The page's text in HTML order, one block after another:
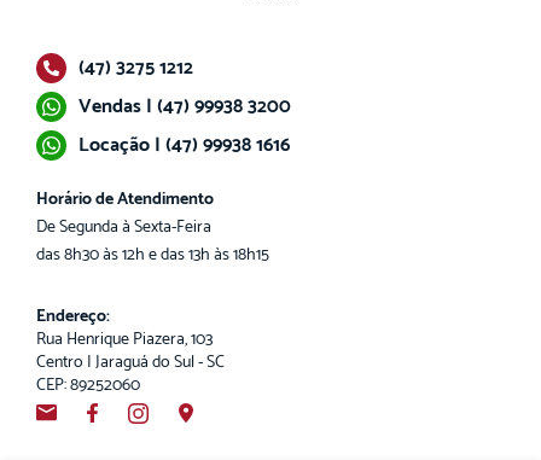
(47) 3275 1212
Vendas | (47) 99938 3200
Locação | (47) 99938 1616
Horário de Atendimento
De Segunda à Sexta-Feira
das 8h30 às 12h e das 13h às 18h15
Endereço:
Rua Henrique Piazera, 103
Centro | Jaraguá do Sul - SC
CEP: 89252060